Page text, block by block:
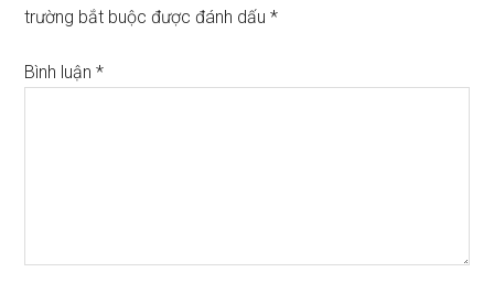
trường bắt buộc được đánh dấu*
Bình luận*